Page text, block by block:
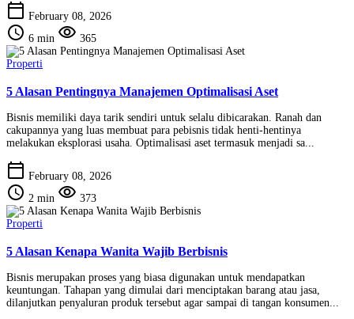
calendar_today February 08, 2026
schedule 6 min visibility 365
Properti
5 Alasan Pentingnya Manajemen Optimalisasi Aset
Bisnis memiliki daya tarik sendiri untuk selalu dibicarakan. Ranah dan
cakupannya yang luas membuat para pebisnis tidak henti-hentinya
melakukan eksplorasi usaha. Optimalisasi aset termasuk menjadi sa...
calendar_today February 08, 2026
schedule 2 min visibility 373
Properti
5 Alasan Kenapa Wanita Wajib Berbisnis
Bisnis merupakan proses yang biasa digunakan untuk mendapatkan
keuntungan. Tahapan yang dimulai dari menciptakan barang atau jasa,
dilanjutkan penyaluran produk tersebut agar sampai di tangan konsumen...